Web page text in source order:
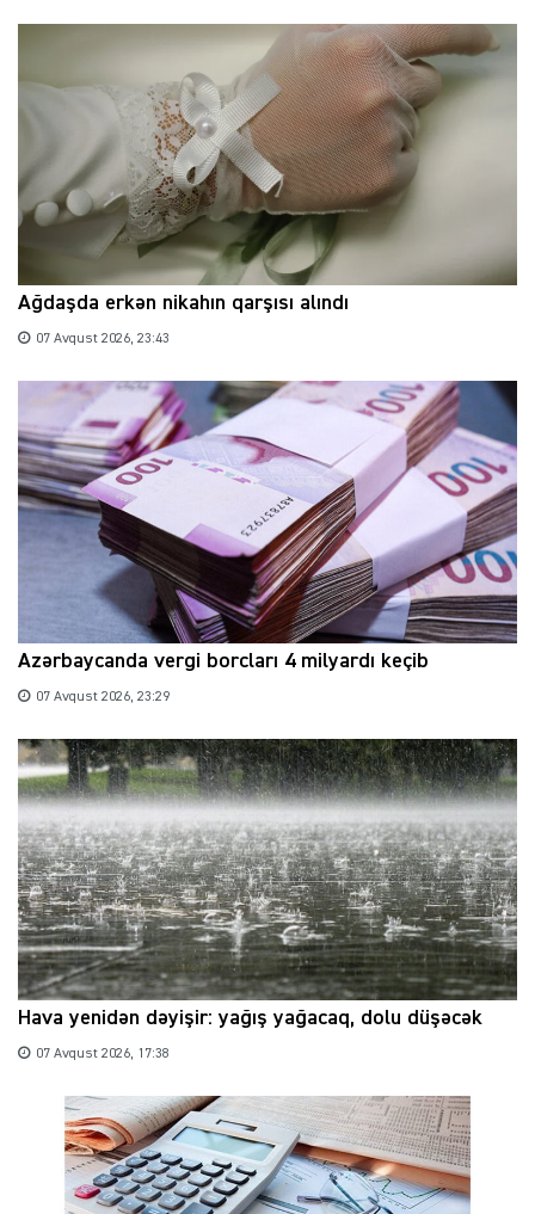
Ağdaşda erkən nikahın qarşısı alındı
07 Avqust 2026, 23:43
Azərbaycanda vergi borcları 4 milyardı keçib
07 Avqust 2026, 23:29
Hava yenidən dəyişir: yağış yağacaq, dolu düşəcək
07 Avqust 2026, 17:38